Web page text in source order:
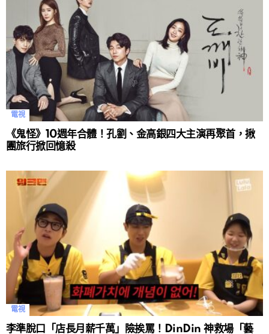
電視
《鬼怪》10週年合體！孔劉、金高銀四大主演再聚首，揪
團旅行掀回憶殺
電視
李準脫口「店長月薪千萬」險挨罵！DinDin 神救場「藝